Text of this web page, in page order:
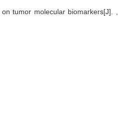
tumor molecular biomarkers[J]. ,